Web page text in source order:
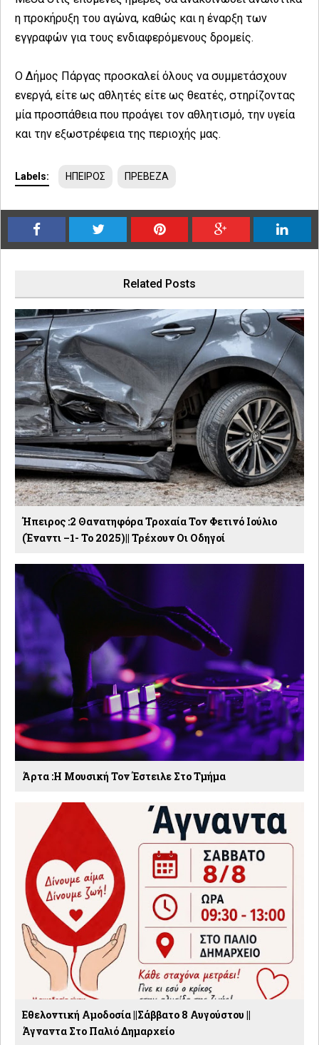
η προκήρυξη του αγώνα, καθώς και η έναρξη των
εγγραφών για τους ενδιαφερόμενους δρομείς.
Ο Δήμος Πάργας προσκαλεί όλους να συμμετάσχουν
ενεργά, είτε ως αθλητές είτε ως θεατές, στηρίζοντας
μία προσπάθεια που προάγει τον αθλητισμό, την υγεία
και την εξωστρέφεια της περιοχής μας.
Labels: ΗΠΕΙΡΟΣ ΠΡΕΒΕΖΑ
Related Posts
Ήπειρος :2 Θανατηφόρα Τροχαία Τον Φετινό Ιούλιο
(έναντι –1- Το 2025)|| Τρέχουν Οι Οδηγοί
Άρτα :Η Μουσική Τον Έστειλε Στο Τμήμα
Εθελοντική Αμοδοσία ||Σάββατο 8 Αυγούστου ||
Άγναντα Στο Παλιό Δημαρχείο